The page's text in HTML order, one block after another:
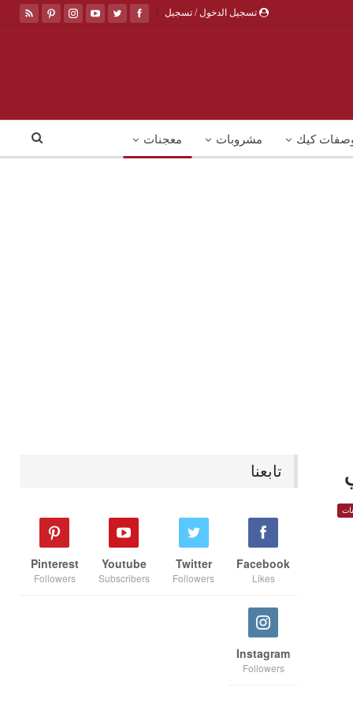
تسجيل الدخول / تسجيل
كيك مشروبات معجنات
تابعنا
Facebook
Likes
Twitter
Followers
Youtube
Subscribers
Pinterest
Followers
Instagram
Followers